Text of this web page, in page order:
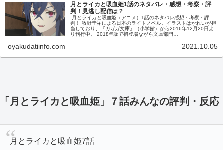
月とライカと吸血姫1話のネタバレ・感想・考察・評
判！見逃し配信は？
月とライカと吸血姫（アニメ）1話のネタバレ感想・考察・評
判！ 牧野圭祐による日本のライトノベル。イラストはかれいが担
当しており、『ガガガ文庫』（小学館）から2016年12月20日よ
り刊行中。 2018年版で初登場ながら文庫部門…
oyakudatiinfo.com 2021.10.05
「月とライカと吸血姫」７話みんなの評判・反応
月とライカと吸血姫7話